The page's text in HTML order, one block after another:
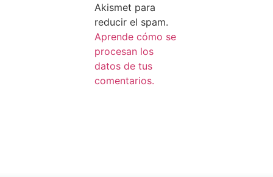
Akismet para
reducir el spam.
Aprende cómo se
procesan los
datos de tus
comentarios.